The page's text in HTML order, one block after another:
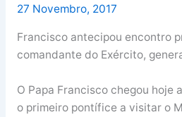
27 Novembro, 2017
Francisco antecipou encontro
comandante do Exército,
O Papa Francisco chegou hoje
o primeiro pontífice a visitar o